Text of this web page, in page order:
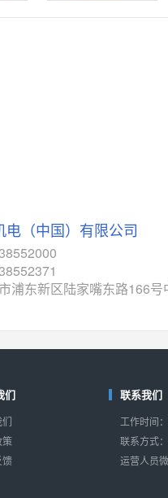
电（中国）有限公司
浦东新区陆家嘴东路166号
们
策
馈
联系我们
工作时间
联系方式
运营人员